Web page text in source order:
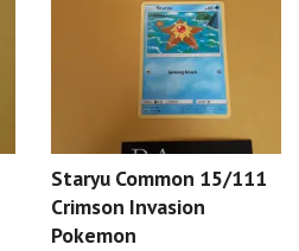
Staryu Common 15/111
Crimson Invasion
Pokemon